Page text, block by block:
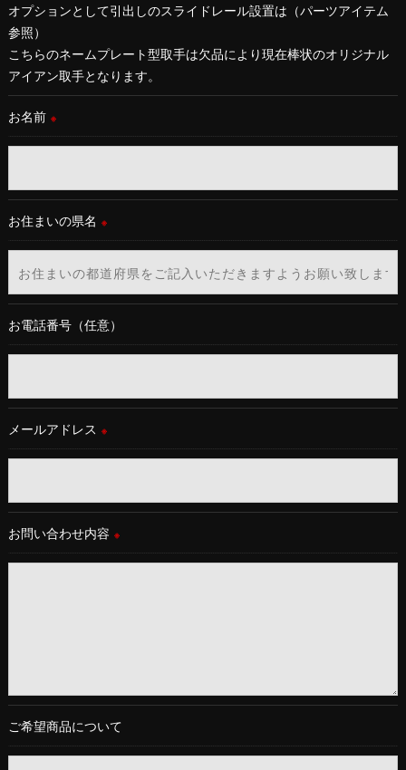
＜個人情報の開示･訂正・削除･利用停止の手続について＞
当社では、お客様の個人情報の開示･訂正･削除・利用停止の手
続を定めさせて頂いております。
ご本人である事を確認のうえ、対応させて頂きます。
個人情報の開示･訂正･削除・利用停止の具体的手続きにつきま
しては、お電話でお問合せ下さい。
オプションとして引出しのスライドレール設置は（パーツアイテム
参照）
こちらのネームプレート型取手は欠品により現在棒状のオリジナル
アイアン取手となります。
お名前 ※
お住まいの県名 ※
お電話番号（任意）
メールアドレス ※
お問い合わせ内容 ※
ご希望商品について